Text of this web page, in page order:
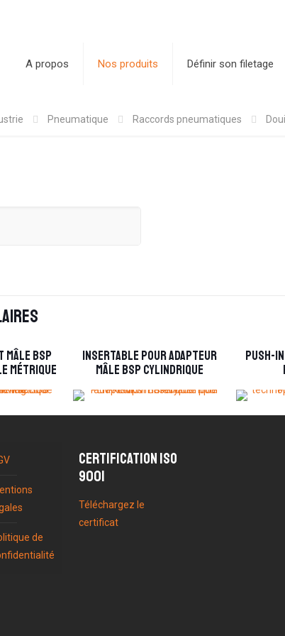
A propos Nos produits Définir son filetage
Pneumatique Raccords pneumatiques
BSP
métrique
Insertable pour adapteur
Mâle BSP cylindrique
Push-
de
Certification ISO
9001
Téléchargez le
certificat